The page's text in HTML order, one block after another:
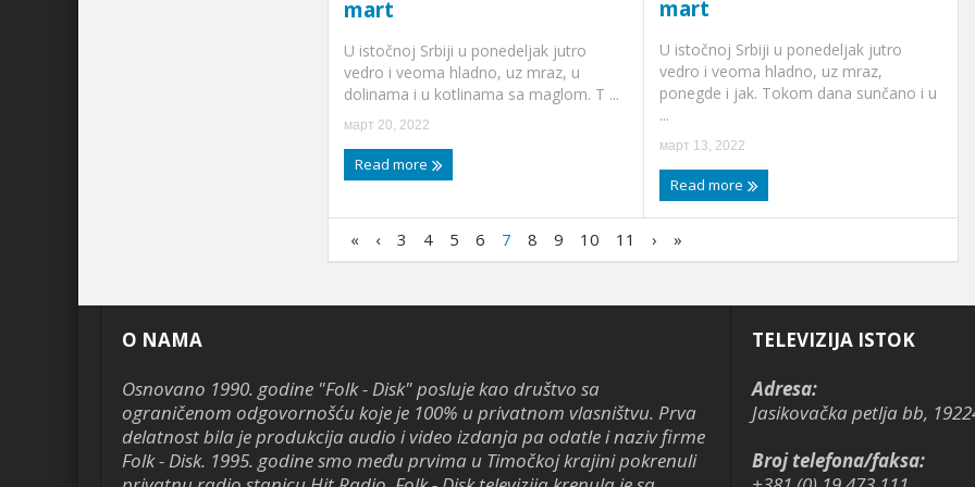
mart
U istočnoj Srbiji u ponedeljak jutro
vedro i veoma hladno, uz mraz, u
dolinama i u kotlinama sa maglom. T ...
март 20, 2022
Read more
mart
U istočnoj Srbiji u ponedeljak jutro
vedro i veoma hladno, uz mraz,
ponegde i jak. Tokom dana sunčano i u
...
март 13, 2022
Read more
« ‹ 3 4 5 6 7 8 9 10 11 › »
O NAMA
Osnovano 1990. godine "Folk - Disk" posluje kao društvo sa
ograničenom odgovornošću koje je 100% u privatnom vlasništvu. Prva
delatnost bila je produkcija audio i video izdanja pa odatle i naziv firme
Folk - Disk. 1995. godine smo među prvima u Timočkoj krajini pokrenuli
TELEVIZIJA ISTOK
Adresa:
Jasikovačka petlja bb,
Broj telefona/faksa: